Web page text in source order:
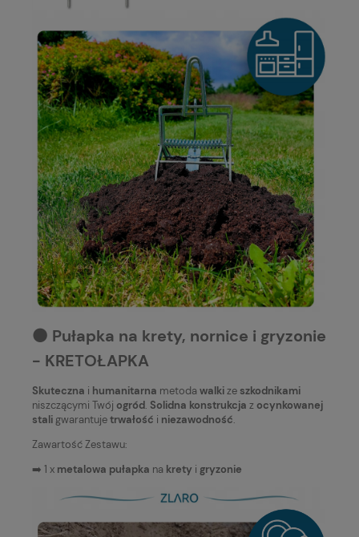
⚫️ Pułapka na krety, nornice i gryzonie
- KRETOŁAPKA
Skuteczna i humanitarna metoda walkize szkodnikami
niszczącymi Twój ogród. Solidna konstrukcja z ocynkowanej
stali gwarantujetrwałość i niezawodność.
Zawartość Zestawu:
➡️ 1 x metalowa pułapka na krety i gryzonie